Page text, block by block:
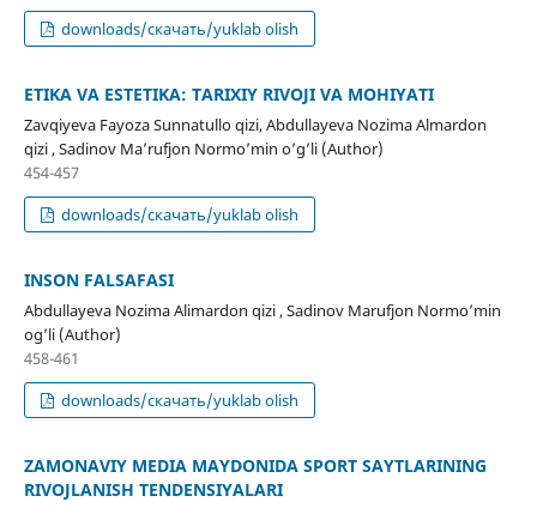
downloads/скачать/yuklab olish
ETIKA VA ESTETIKA: TARIXIY RIVOJI VA MOHIYATI
Zavqiyeva Fayoza Sunnatullo qizi, Abdullayeva Nozima Almardon
qizi , Sadinov Ma’rufjon Normo’min o’g’li (Author)
454-457
downloads/скачать/yuklab olish
INSON FALSAFASI
Abdullayeva Nozima Alimardon qizi , Sadinov Marufjon Normo’min
og’li (Author)
458-461
downloads/скачать/yuklab olish
ZAMONAVIY MEDIA MAYDONIDA SPORT SAYTLARINING
RIVOJLANISH TENDENSIYALARI